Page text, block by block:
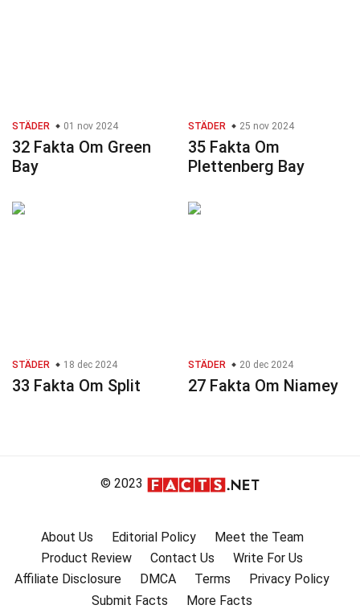
STÄDER 01 nov 2024
32 Fakta Om Green
Bay
STÄDER 25 nov 2024
35 Fakta Om
Plettenberg Bay
STÄDER 18 dec 2024
33 Fakta Om Split
STÄDER 20 dec 2024
27 Fakta Om Niamey
© 2023
About Us Editorial Policy
Meet the Team
Product Review
Contact Us
Write For Us
Affiliate Disclosure
DMCA Terms
Privacy Policy
Submit Facts
More Facts